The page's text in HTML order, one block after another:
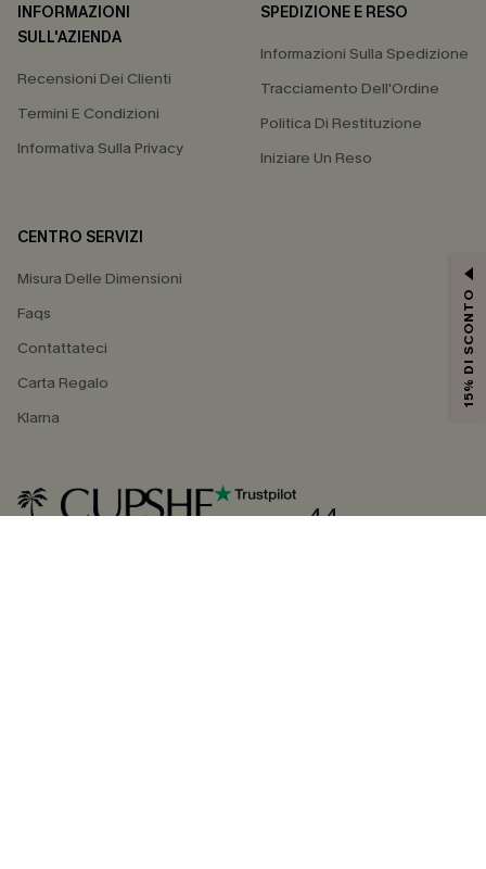
INFORMAZIONI
SULL'AZIENDA
Recensioni Dei Clienti
Termini E Condizioni
Informativa Sulla Privacy
SPEDIZIONE E RESO
Informazioni Sulla Spedizione
Tracciamento Dell'Ordine
Politica Di Restituzione
Iniziare Un Reso
CENTRO SERVIZI
Misura Delle Dimensioni
Faqs
Contattateci
Carta Regalo
Klarna
4.4
15% DI SCONTO